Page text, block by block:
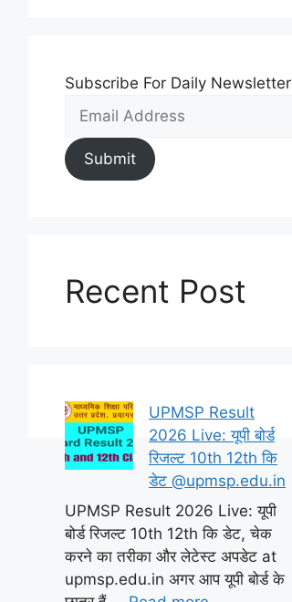
Subscribe For Daily Newsletter
Submit
Recent Post
UPMSP Result
2026 Live: यूपी बोर्ड
रिजल्ट 10th 12th कि
डेट @upmsp.edu.in
UPMSP Result 2026 Live: यूपी
बोर्ड रिजल्ट 10th 12th कि डेट, चेक
करने का तरीका और लेटेस्ट अपडेट at
upmsp.edu.in अगर आप यूपी बोर्ड के